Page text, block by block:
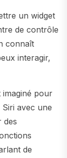
un widget
de contrôle
connaît
interagir,
pour
avec une
des
de